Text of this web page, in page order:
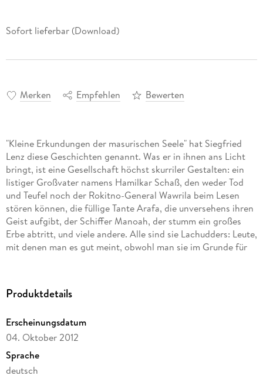
Sofort lieferbar (Download)
Merken Empfehlen Bewerten
"Kleine Erkundungen der masurischen Seele" hat Siegfried
Lenz diese Geschichten genannt. Was er in ihnen ans Licht
bringt, ist eine Gesellschaft höchst skurriler Gestalten: ein
listiger Großvater namens Hamilkar Schaß, den weder Tod
und Teufel noch der Rokitno-General Wawrila beim Lesen
stören können, die füllige Tante Arafa, die unversehens ihren
Geist aufgibt, der Schiffer Manoah, der stumm ein großes
Erbe abtritt, und viele andere. Alle sind sie Lachudders: Leute,
mit denen man es gut meint, obwohl man sie im Grunde für
Diese E-Book-Ausgabe von "So zärtlich war Suleyken" wird
durch zusätzliches Material zu Leben und Werk Siegfried
Lenz' ergänzt.
Produktdetails
Erscheinungsdatum
04. Oktober 2012
Sprache
deutsch